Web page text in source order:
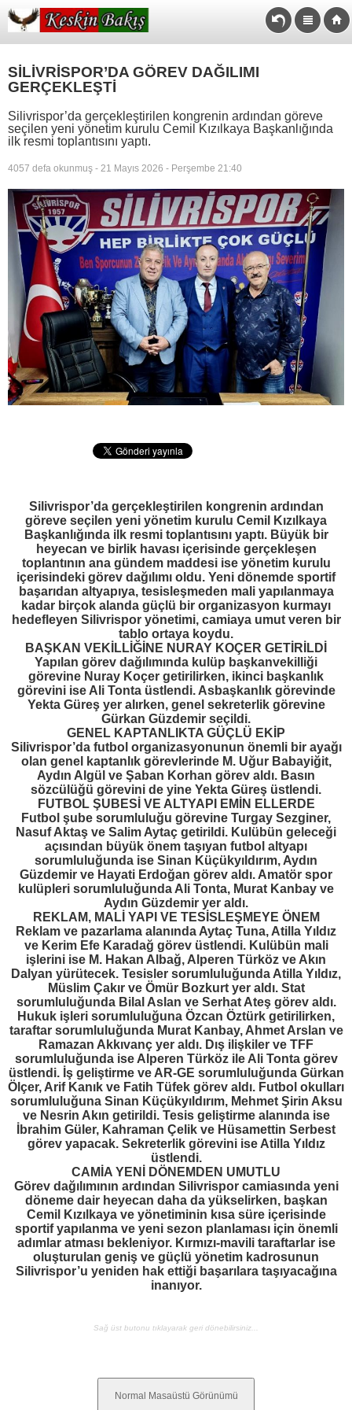
SİLİVRİSPOR’DA GÖREV DAĞILIMI
GERÇEKLEŞTİ
Silivrispor’da gerçekleştirilen kongrenin ardından göreve
seçilen yeni yönetim kurulu Cemil Kızılkaya Başkanlığında
ilk resmi toplantısını yaptı.
4057 defa okunmuş - 21 Mayıs 2026 - Perşembe 21:40
Silivrispor’da gerçekleştirilen kongrenin ardından
göreve seçilen yeni yönetim kurulu Cemil Kızılkaya
Başkanlığında ilk resmi toplantısını yaptı. Büyük bir
heyecan ve birlik havası içerisinde gerçekleşen
toplantının ana gündem maddesi ise yönetim kurulu
içerisindeki görev dağılımı oldu. Yeni dönemde sportif
başarıdan altyapıya, tesisleşmeden mali yapılanmaya
kadar birçok alanda güçlü bir organizasyon kurmayı
hedefleyen Silivrispor yönetimi, camiaya umut veren bir
tablo ortaya koydu.
BAŞKAN VEKİLLİĞİNE NURAY KOÇER GETİRİLDİ
Yapılan görev dağılımında kulüp başkanvekilliği
görevine Nuray Koçer getirilirken, ikinci başkanlık
görevini ise Ali Tonta üstlendi. Asbaşkanlık görevinde
Yekta Güreş yer alırken, genel sekreterlik görevine
Gürkan Güzdemir seçildi.
GENEL KAPTANLIKTA GÜÇLÜ EKİP
Silivrispor’da futbol organizasyonunun önemli bir ayağı
olan genel kaptanlık görevlerinde M. Uğur Babayiğit,
Aydın Algül ve Şaban Korhan görev aldı. Basın
sözcülüğü görevini de yine Yekta Güreş üstlendi.
FUTBOL ŞUBESİ VE ALTYAPI EMİN ELLERDE
Futbol şube sorumluluğu görevine Turgay Sezginer,
Nasuf Aktaş ve Salim Aytaç getirildi. Kulübün geleceği
açısından büyük önem taşıyan futbol altyapı
sorumluluğunda ise Sinan Küçükyıldırım, Aydın
Güzdemir ve Hayati Erdoğan görev aldı. Amatör spor
kulüpleri sorumluluğunda Ali Tonta, Murat Kanbay ve
Aydın Güzdemir yer aldı.
REKLAM, MALİ YAPI VE TESİSLEŞMEYE ÖNEM
Reklam ve pazarlama alanında Aytaç Tuna, Atilla Yıldız
ve Kerim Efe Karadağ görev üstlendi. Kulübün mali
işlerini ise M. Hakan Albağ, Alperen Türköz ve Akın
Dalyan yürütecek. Tesisler sorumluluğunda Atilla Yıldız,
Müslim Çakır ve Ömür Bozkurt yer aldı. Stat
sorumluluğunda Bilal Aslan ve Serhat Ateş görev aldı.
Hukuk işleri sorumluluğuna Özcan Öztürk getirilirken,
taraftar sorumluluğunda Murat Kanbay, Ahmet Arslan ve
Ramazan Akkıvanç yer aldı. Dış ilişkiler ve TFF
sorumluluğunda ise Alperen Türköz ile Ali Tonta görev
üstlendi. İş geliştirme ve AR-GE sorumluluğunda Gürkan
Ölçer, Arif Kanık ve Fatih Tüfek görev aldı. Futbol okulları
sorumluluğuna Sinan Küçükyıldırım, Mehmet Şirin Aksu
ve Nesrin Akın getirildi. Tesis geliştirme alanında ise
İbrahim Güler, Kahraman Çelik ve Hüsamettin Serbest
görev yapacak. Sekreterlik görevini ise Atilla Yıldız
üstlendi.
CAMİA YENİ DÖNEMDEN UMUTLU
Görev dağılımının ardından Silivrispor camiasında yeni
döneme dair heyecan daha da yükselirken, başkan
Cemil Kızılkaya ve yönetiminin kısa süre içerisinde
sportif yapılanma ve yeni sezon planlaması için önemli
adımlar atması bekleniyor. Kırmızı-mavili taraftarlar ise
oluşturulan geniş ve güçlü yönetim kadrosunun
Silivrispor’u yeniden hak ettiği başarılara taşıyacağına
inanıyor.
Sağ üst butonu tıklayarak geri dönebilirsiniz...